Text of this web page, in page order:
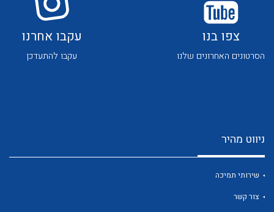
לכל מוצרי היצרן לכל מוצרי היצרן
צפו בנו
הסרטונים האחרונים שלנו
עקבו אחרנו
עקבו להתעדכן
ניווט מהיר
שירותי תמיכה
צור קשר